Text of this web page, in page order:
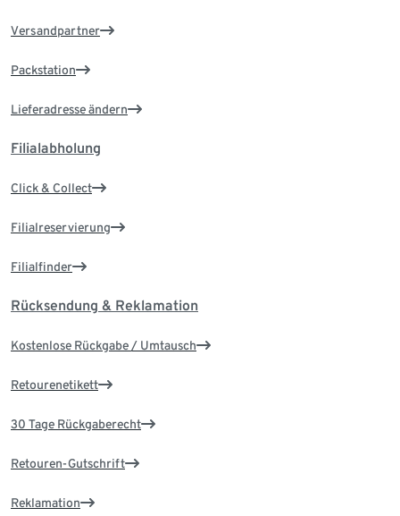
Versandpartner
Packstation
Lieferadresse ändern
Filialabholung
Click & Collect
Filialreservierung
Filialfinder
Rücksendung & Reklamation
Kostenlose Rückgabe / Umtausch
Retourenetikett
30 Tage Rückgaberecht
Retouren-Gutschrift
Reklamation